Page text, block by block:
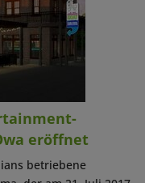
eröffnet
betriebene